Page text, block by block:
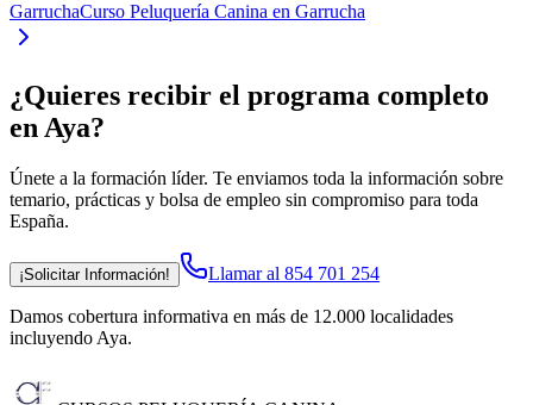
GarruchaCurso Peluquería Canina en Garrucha
¿Quieres recibir el programa completo
en Aya?
Únete a la formación líder. Te enviamos toda la información sobre
temario, prácticas y bolsa de empleo sin compromiso para toda
España.
¡Solicitar Información! Llamar al 854 701 254
Damos cobertura informativa en más de 12.000 localidades
incluyendo Aya.